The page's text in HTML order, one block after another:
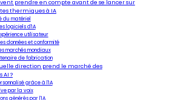
prendre en compte avant de se lancer sur
thermiques à IA
du matériel
logiciels d'IA
utilisateur
données et conformité
marchés mondiaux
de fabrication
direction prend le marché des
?
grâce à l'IA
par la voix
générés par l'IA